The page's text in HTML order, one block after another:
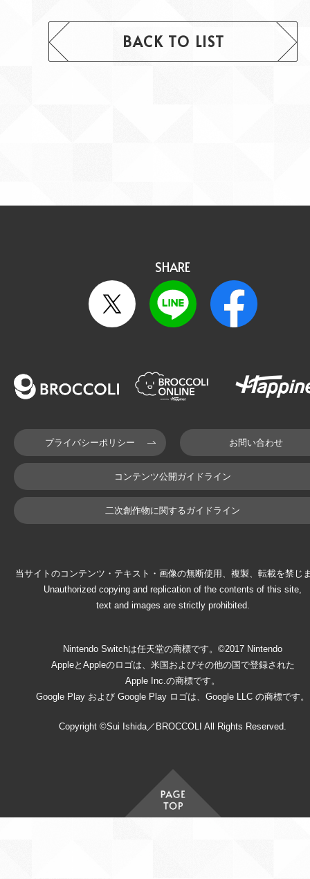
BACK TO LIST
SHARE
プライバシーポリシー お問い合わせ
コンテンツ公開ガイドライン
二次創作物に関するガイドライン
当サイトのコンテンツ・テキスト・画像の無断使用、複製、転載を禁じ
Unauthorized copying and replication of the contents of this site,
text and images are strictly prohibited.
Nintendo Switchは任天堂の商標です。©2017 Nintendo
AppleとAppleのロゴは、米国およびその他の国で登録された
Apple Inc.の商標です。
Google Play および Google Play ロゴは、Google LLC の商標です。
Copyright ©Sui Ishida／BROCCOLI All Rights Reserved.